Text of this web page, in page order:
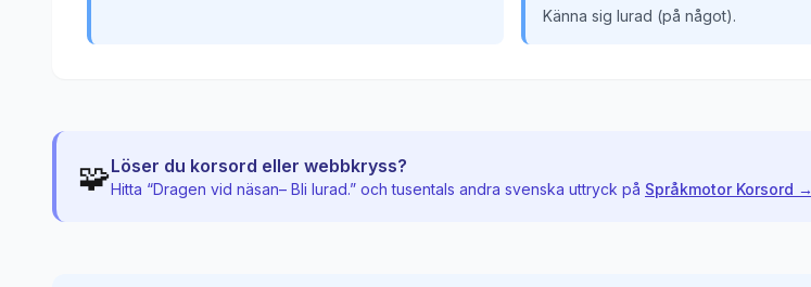
Känna sig lurad (på något).
🧩Löser du korsord eller webbkryss?
Hitta “Dragen vid näsan– Bli lurad.” och tusentals andra svenska uttryck på Språkmotor Korsord →